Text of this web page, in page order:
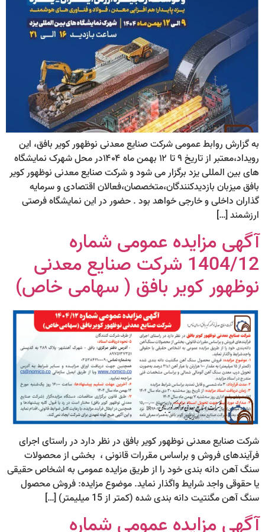
به گزارش روابط عمومی شرکت صنایع معدنی نوظهور کویر بافق، این
رویداد،معتبر از تاریخ ۹ تا ۱۲ بهمن ماه ۱۴۰۴در محل شهرک نمایشگاه
های بین المللی یزد برگزار می شود و شرکت صنایع معدنی نوظهور کویر
بافق میزبان بازدیدکنندگان،متخصصان،فعالان اقتصادی و سرمایه
گذاران داخلی و خارجی خواهد بود . حضور در این نمایشگاه فرصتی
ارزشمند […]
آگهی مزایده عمومی شماره
1404/12 شرکت صنایع معدنی
نوظهور کویر بافق ( سهامی خاص)
شرکت صنایع معدنی نوظهور کویر بافق در نظر دارد در راستای اجرای
فرآیندهای فروش و براساس مقررات قانونی ، بخشی از محصولات
سنگ آهن دانه بندی خود را از طریق مزایده عمومی به اشخاص حقیقی
یا حقوقی واجد شرایط واگذار نماید. موضوع مزایده: فروش محصول
سنگ آهن مگنتیت دانه بندی شده (کمتر از 15 میلیمتر) […]
آگهی مزایده عمومی شماره